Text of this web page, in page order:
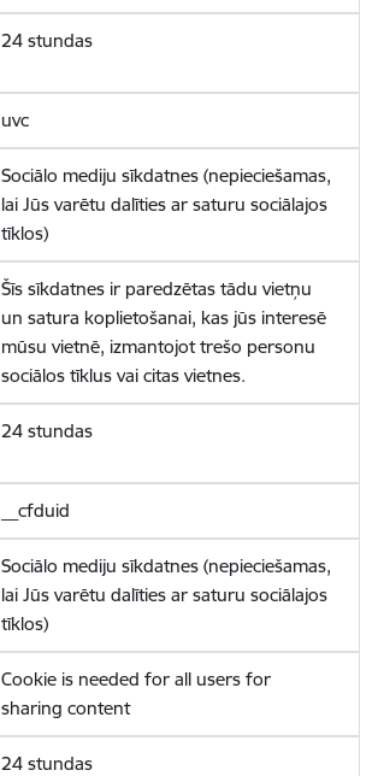
24 stundas
uvc
Sociālo mediju sīkdatnes (nepieciešamas,
lai Jūs varētu dalīties ar saturu sociālajos
tīklos)
Šīs sīkdatnes ir paredzētas tādu vietņu
un satura koplietošanai, kas jūs interesē
mūsu vietnē, izmantojot trešo personu
sociālos tīklus vai citas vietnes.
24 stundas
__cfduid
Sociālo mediju sīkdatnes (nepieciešamas,
lai Jūs varētu dalīties ar saturu sociālajos
tīklos)
Cookie is needed for all users for
sharing content
24 stundas